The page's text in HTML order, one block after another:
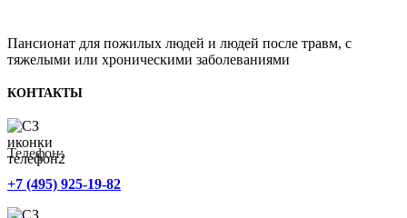
Пансионат для пожилых людей и людей после травм, с
тяжелыми или хроническими заболеваниями
КОНТАКТЫ
Телефон:
+7 (495) 925-19-82